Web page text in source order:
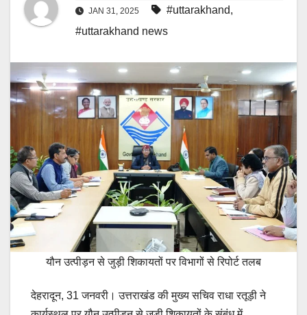
JAN 31, 2025 #uttarakhand,
#uttarakhand news
यौन उत्पीड़न से जुड़ी शिकायतों पर विभागों से रिपोर्ट तलब
देहरादून, 31 जनवरी। उत्तराखंड की मुख्य सचिव राधा रतूड़ी ने